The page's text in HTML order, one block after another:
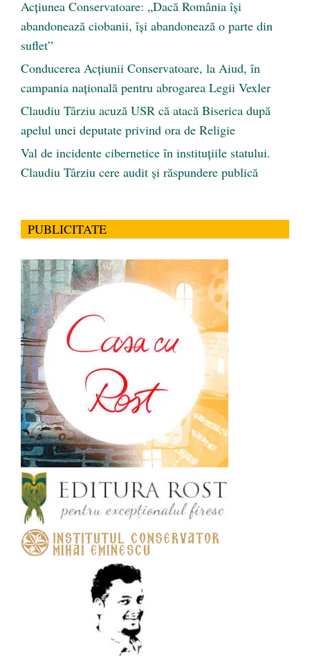
Acțiunea Conservatoare: „Dacă România își
abandonează ciobanii, își abandonează o parte din
suflet”
Conducerea Acțiunii Conservatoare, la Aiud, în
campania națională pentru abrogarea Legii Vexler
Claudiu Târziu acuză USR că atacă Biserica după
apelul unei deputate privind ora de Religie
Val de incidente cibernetice în instituțiile statului.
Claudiu Târziu cere audit și răspundere publică
PUBLICITATE